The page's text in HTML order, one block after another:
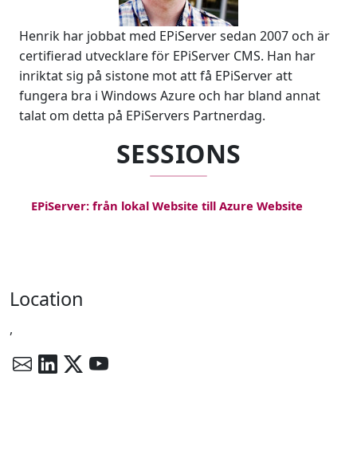
Henrik har jobbat med EPiServer sedan 2007 och är
certifierad utvecklare för EPiServer CMS. Han har
inriktat sig på sistone mot att få EPiServer att
fungera bra i Windows Azure och har bland annat
talat om detta på EPiServers Partnerdag.
SESSIONS
EPiServer: från lokal Website till Azure Website
Location
,